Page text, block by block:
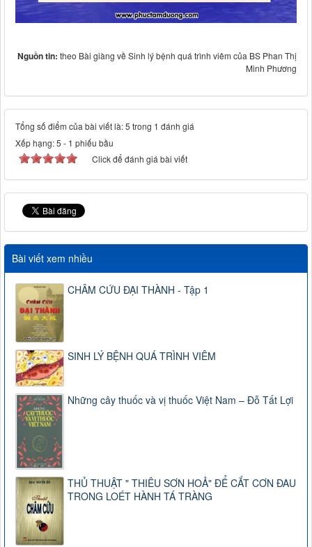
Nguồn tin: theo Bài giàng về Sinh lý bệnh quá trình viêm của BS Phan Thị
Minh Phương
Tổng số điểm của bài viết là: 5 trong 1 đánh giá
Xếp hạng:5 - 1 phiếu bầu
Click để đánh giá bài viết
Bài viết xem nhiều
CHÂM CỨU ĐẠI THÀNH - Tập 1
SINH LÝ BỆNH QUÁ TRÌNH VIÊM
Những cây thuốc và vị thuốc Việt Nam – Đỗ Tất Lợi
THỦ THUẬT " THIÊU SƠN HOẢ" ĐỂ CẮT CƠN ĐAU
TRONG LOÉT HÀNH TÁ TRÀNG